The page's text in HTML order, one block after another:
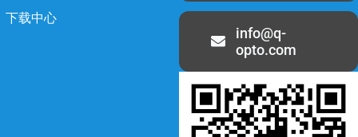
下载中心
info@q-
opto.com